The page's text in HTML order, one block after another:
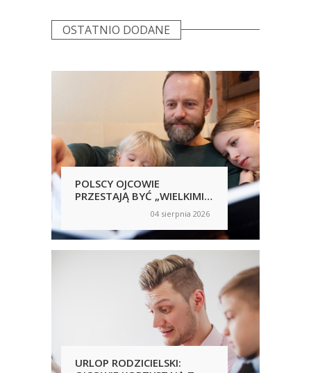
OSTATNIO DODANE
POLSCY OJCOWIE
PRZESTAJĄ BYĆ „WIELKIMI
04 sierpnia 2026
URLOP RODZICIELSKI: